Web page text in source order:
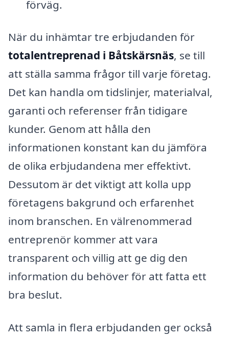
förväg.
När du inhämtar tre erbjudanden för
totalentreprenad i Båtskärsnäs, se till
att ställa samma frågor till varje företag.
Det kan handla om tidslinjer, materialval,
garanti och referenser från tidigare
kunder. Genom att hålla den
informationen konstant kan du jämföra
de olika erbjudandena mer effektivt.
Dessutom är det viktigt att kolla upp
företagens bakgrund och erfarenhet
inom branschen. En välrenommerad
entreprenör kommer att vara
transparent och villig att ge dig den
information du behöver för att fatta ett
bra beslut.
Att samla in flera erbjudanden ger också